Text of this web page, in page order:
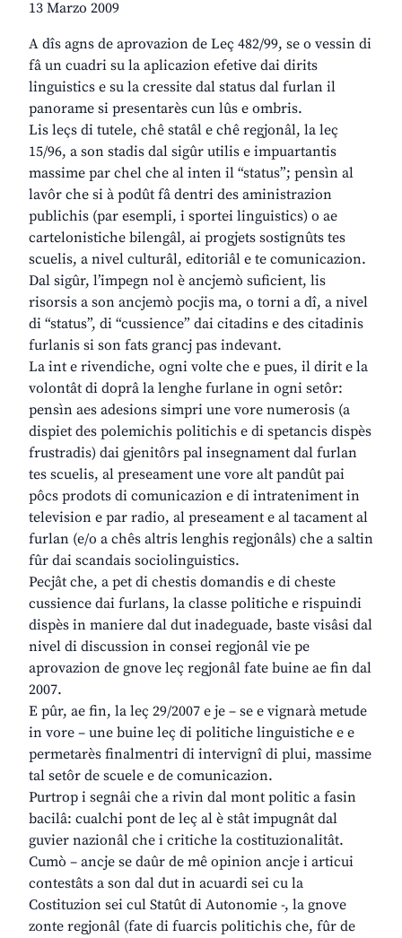
13 Marzo 2009
A dîs agns de aprovazion de Leç 482/99, se o vessin di
fâ un cuadri su la aplicazion efetive dai dirits
linguistics e su la cressite dal status dal furlan il
panorame si presentarès cun lûs e ombris.
Lis leçs di tutele, chê statâl e chê regjonâl, la leç
15/96, a son stadis dal sigûr utilis e impuartantis
massime par chel che al inten il “status”; pensìn al
lavôr che si à podût fâ dentri des aministrazion
publichis (par esempli, i sportei linguistics) o ae
cartelonistiche bilengâl, ai progjets sostignûts tes
scuelis, a nivel culturâl, editoriâl e te comunicazion.
Dal sigûr, l’impegn nol è ancjemò suficient, lis
risorsis a son ancjemò pocjis ma, o torni a dî, a nivel
di “status”, di “cussience” dai citadins e des citadinis
furlanis si son fats grancj pas indevant.
La int e rivendiche, ogni volte che e pues, il dirit e la
volontât di doprâ la lenghe furlane in ogni setôr:
pensìn aes adesions simpri une vore numerosis (a
dispiet des polemichis politichis e di spetancis dispès
frustradis) dai gjenitôrs pal insegnament dal furlan
tes scuelis, al preseament une vore alt pandût pai
pôcs prodots di comunicazion e di intrateniment in
television e par radio, al preseament e al tacament al
furlan (e/o a chês altris lenghis regjonâls) che a saltin
fûr dai scandais sociolinguistics.
Pecjât che, a pet di chestis domandis e di cheste
cussience dai furlans, la classe politiche e rispuindi
dispès in maniere dal dut inadeguade, baste visâsi dal
nivel di discussion in consei regjonâl vie pe
aprovazion de gnove leç regjonâl fate buine ae fin dal
2007.
E pûr, ae fin, la leç 29/2007 e je – se e vignarà metude
in vore – une buine leç di politiche linguistiche e e
permetarès finalmentri di intervignî di plui, massime
tal setôr de scuele e de comunicazion.
Purtrop i segnâi che a rivin dal mont politic a fasin
bacilâ: cualchi pont de leç al è stât impugnât dal
guvier nazionâl che i critiche la costituzionalitât.
Cumò – ancje se daûr de mê opinion ancje i articui
contestâts a son dal dut in acuardi sei cu la
Costituzion sei cul Statût di Autonomie -, la gnove
zonte regjonâl (fate di fuarcis politichis che, fûr de